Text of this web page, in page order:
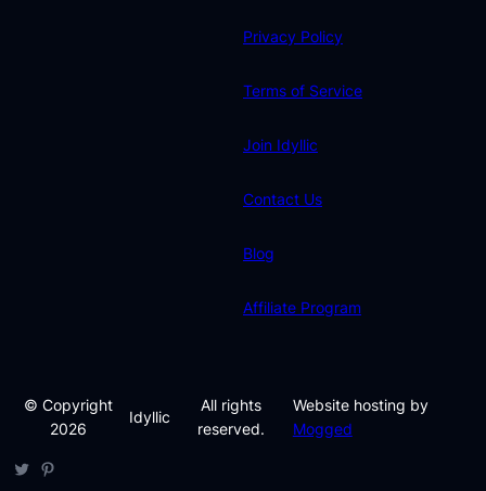
Privacy Policy
Terms of Service
Join Idyllic
Contact Us
Blog
Affiliate Program
© Copyright
2026
Idyllic
All rights
reserved.
Website hosting by
Mogged
TwitterPinterest